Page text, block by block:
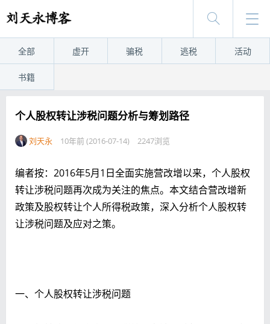
全部 虚开 骗税 逃税 活动
书籍
个人股权转让涉税问题分析与筹划路径
刘天永 10年前 (2016-07-14) 2247浏览
编者按：2016年5月1日全面实施营改增以来，个人股权
转让涉税问题再次成为关注的焦点。本文结合营改增新
政策及股权转让个人所得税政策，深入分析个人股权转
让涉税问题及应对之策。
一、个人股权转让涉税问题